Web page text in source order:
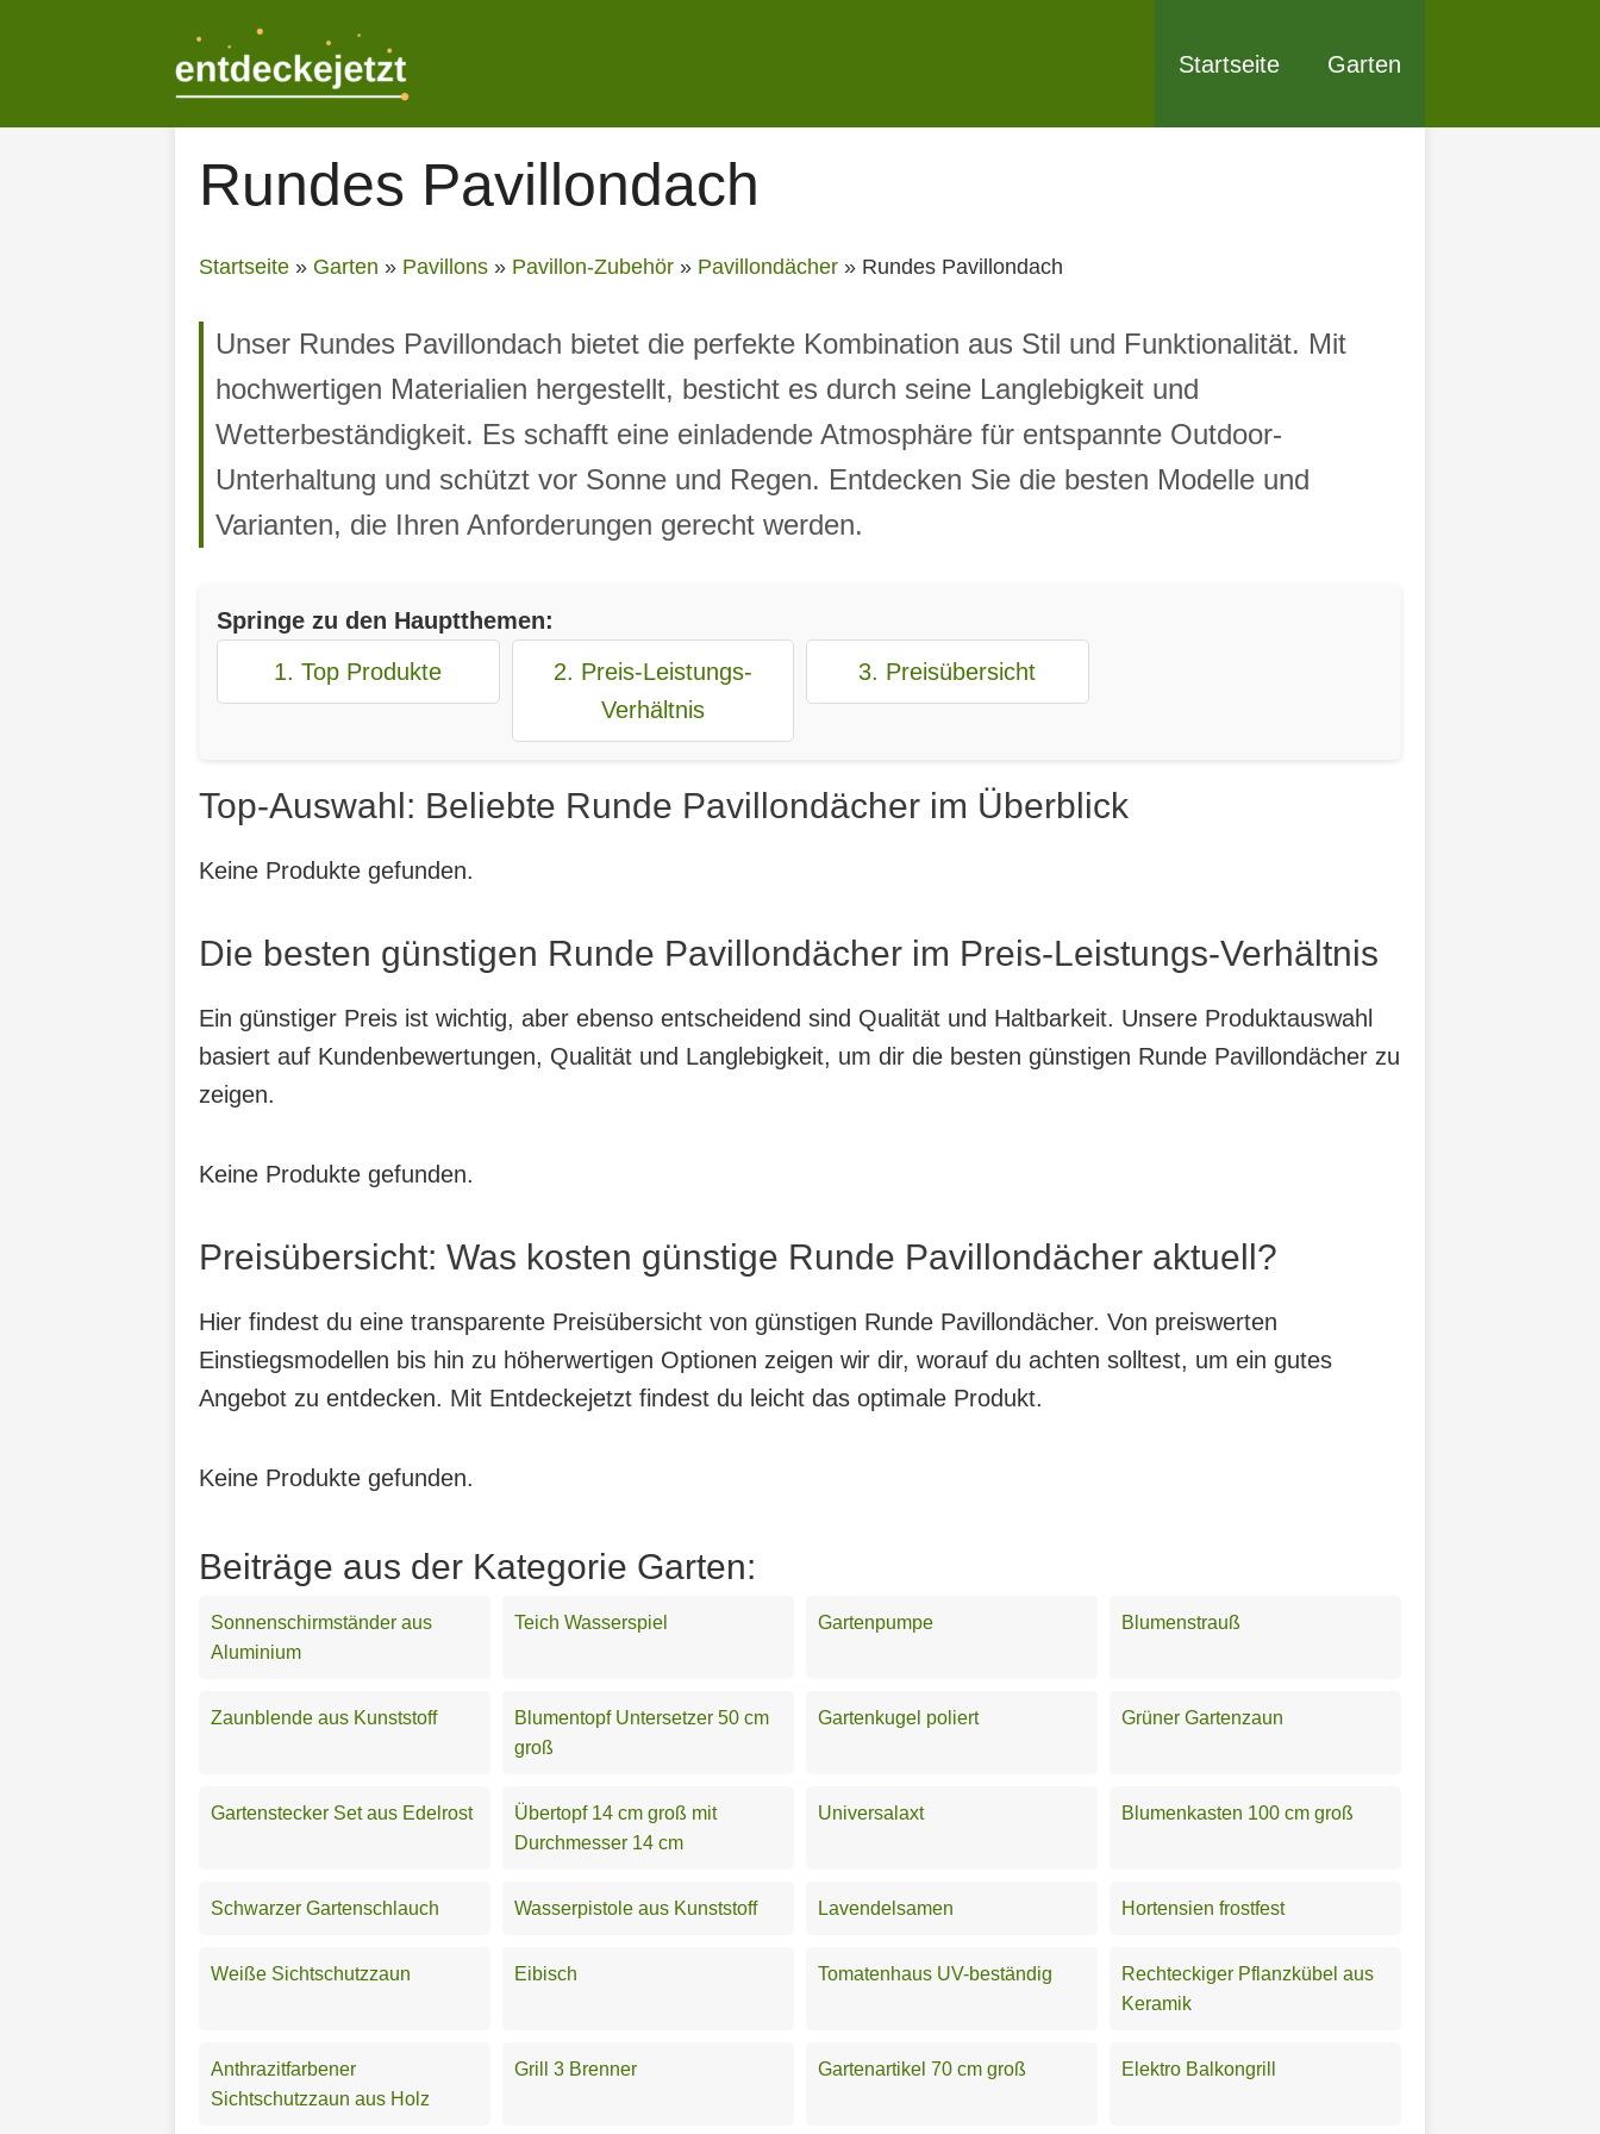
Startseite Garten
Rundes Pavillondach
Startseite » Garten » Pavillons » Pavillon-Zubehör » Pavillondächer » Rundes Pavillondach
Unser Rundes Pavillondach bietet die perfekte Kombination aus Stil und Funktionalität. Mit
hochwertigen Materialien hergestellt, besticht es durch seine Langlebigkeit und
Wetterbeständigkeit. Es schafft eine einladende Atmosphäre für entspannte Outdoor-
Unterhaltung und schützt vor Sonne und Regen. Entdecken Sie die besten Modelle und
Varianten, die Ihren Anforderungen gerecht werden.
Springe zu den Hauptthemen:
1. Top Produkte
2. Preis-Leistungs-
Verhältnis
3. Preisübersicht
Top-Auswahl: Beliebte Runde Pavillondächer im Überblick
Keine Produkte gefunden.
Die besten günstigen Runde Pavillondächer im Preis-Leistungs-Verhältnis
Ein günstiger Preis ist wichtig, aber ebenso entscheidend sind Qualität und Haltbarkeit. Unsere Produktauswahl
basiert auf Kundenbewertungen, Qualität und Langlebigkeit, um dir die besten günstigen Runde Pavillondächer zu
zeigen.
Keine Produkte gefunden.
Preisübersicht: Was kosten günstige Runde Pavillondächer aktuell?
Hier findest du eine transparente Preisübersicht von günstigen Runde Pavillondächer. Von preiswerten
Einstiegsmodellen bis hin zu höherwertigen Optionen zeigen wir dir, worauf du achten solltest, um ein gutes
Angebot zu entdecken. Mit Entdeckejetzt findest du leicht das optimale Produkt.
Keine Produkte gefunden.
Beiträge aus der Kategorie Garten:
Sonnenschirmständer aus
Aluminium
Teich Wasserspiel Gartenpumpe Blumenstrauß
Zaunblende aus Kunststoff
Blumentopf Untersetzer 50 cm
groß
Gartenkugel poliert Grüner Gartenzaun
Gartenstecker Set aus Edelrost
Übertopf 14 cm groß mit
Durchmesser 14 cm
Universalaxt Blumenkasten 100 cm groß
Schwarzer Gartenschlauch Wasserpistole aus Kunststoff Lavendelsamen Hortensien frostfest
Weiße Sichtschutzzaun Eibisch Tomatenhaus UV-beständig
Rechteckiger Pflanzkübel aus
Keramik
Anthrazitfarbener
Sichtschutzzaun aus Holz
Grill 3 Brenner Gartenartikel 70 cm groß Elektro Balkongrill